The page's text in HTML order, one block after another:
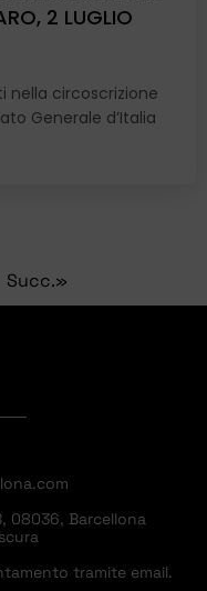
2 LUGLIO
nella circoscrizione
Generale d’Italia
Succ.»
08036, Barcellona
tramite email.